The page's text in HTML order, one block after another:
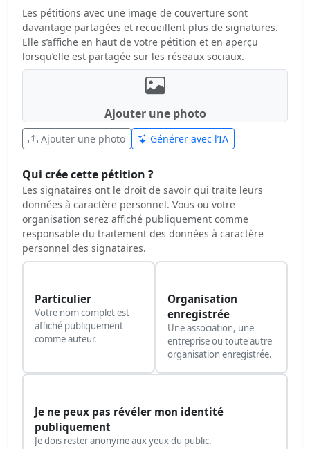
Les pétitions avec une image de couverture sont
davantage partagées et recueillent plus de signatures.
Elle s’affiche en haut de votre pétition et en aperçu
lorsqu’elle est partagée sur les réseaux sociaux.
Ajouter une photo
Ajouter une photo Générer avec l’IA
Qui crée cette pétition ?
Les signataires ont le droit de savoir qui traite leurs
données à caractère personnel. Vous ou votre
organisation serez affiché publiquement comme
responsable du traitement des données à caractère
personnel des signataires.
Particulier
Votre nom complet est
affiché publiquement
comme auteur.
Organisation
enregistrée
Une association, une
entreprise ou toute autre
organisation enregistrée.
Je ne peux pas révéler mon identité
publiquement
Je dois rester anonyme aux yeux du public.